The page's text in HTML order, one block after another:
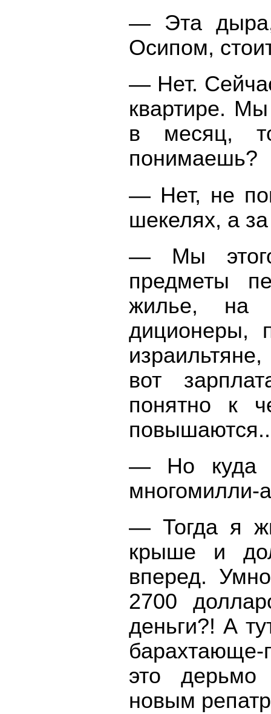
— Эта
Осипом,
— Нет.
квартире.
в месяц,
— Нет, не
шекелях, а
— Мы
предметы
жилье, на
диционеры,
вот
понятно к
— Но куда
многомилли-
— Тогда я
крыше и
вперед.
2700
деньги?! А
барахтающе-
это
новым